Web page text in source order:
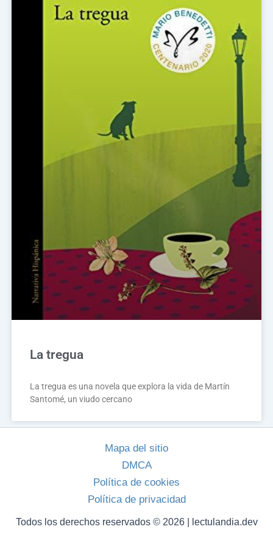
La tregua
La tregua es una novela que explora la vida de Martín
Santomé, un viudo cercano
Mapa del sitio
DMCA
Política de cookies
Política de privacidad
Todos los derechos reservados © 2026 | lectulandia.dev